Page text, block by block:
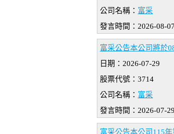
公司名稱： 富采
發言時間：2026-08-
富采公告本公司將於
日期：2026-07-29
股票代號：3714
公司名稱： 富采
發言時間：2026-07-
富采公告本公司115